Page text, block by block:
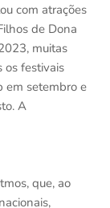
com atrações
de Dona
muitas
os festivais
em setembro e
A
que, ao